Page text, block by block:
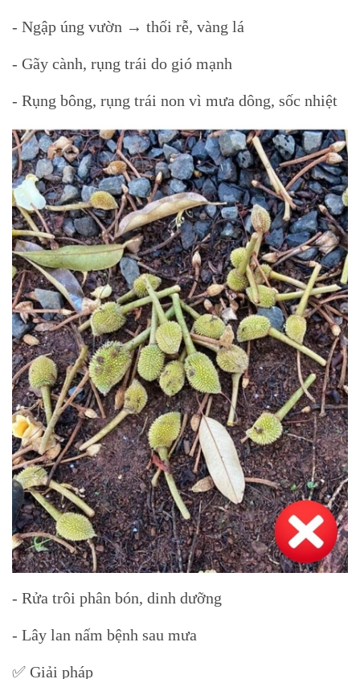
- Ngập úng vườn → thối rễ, vàng lá
- Gãy cành, rụng trái do gió mạnh
- Rụng bông, rụng trái non vì mưa dông, sốc nhiệt
- Rửa trôi phân bón, dinh dưỡng
- Lây lan nấm bệnh sau mưa
✅ Giải pháp